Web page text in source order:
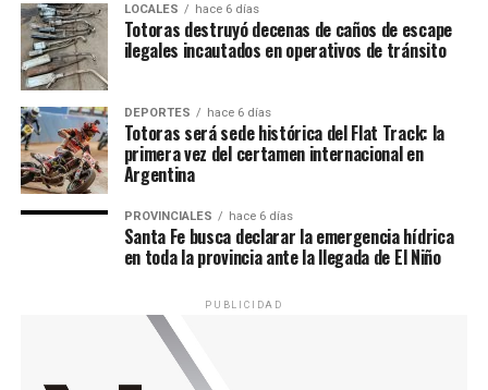
LOCALES hace 6 días
Totoras destruyó decenas de caños de escape
ilegales incautados en operativos de tránsito
DEPORTES hace 6 días
Totoras será sede histórica del Flat Track: la
primera vez del certamen internacional en
Argentina
PROVINCIALES hace 6 días
Santa Fe busca declarar la emergencia hídrica
en toda la provincia ante la llegada de El Niño
PUBLICIDAD